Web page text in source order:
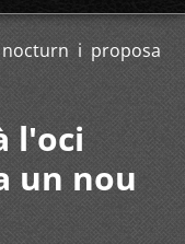
i proposa
l'oci
un nou